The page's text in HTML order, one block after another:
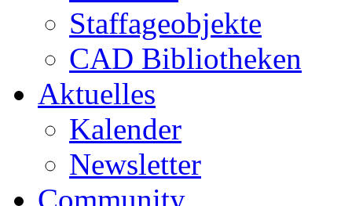
Staffageobjekte
CAD Bibliotheken
Aktuelles
Kalender
Newsletter
Community